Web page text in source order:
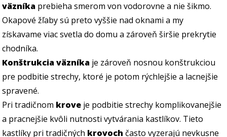
väzníka prebieha smerom von vodorovne a nie šikmo.
Okapové žľaby sú preto vyššie nad oknami a my
získavame viac svetla do domu a zároveň širšie prekrytie
chodníka.
Konštrukcia väzníka je zároveň nosnou konštrukciou
pre podbitie strechy, ktoré je potom rýchlejšie a lacnejšie
spravené.
Pri tradičnom krove je podbitie strechy komplikovanejšie
a pracnejšie kvôli nutnosti vytvárania kastlíkov. Tieto
kastlíky pri tradičných krovoch často vyzerajú nevkusne